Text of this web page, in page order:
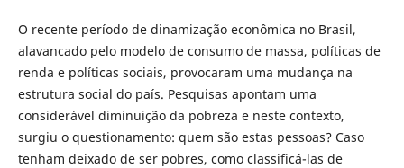
O recente período de dinamização econômica no Brasil,
alavancado pelo modelo de consumo de massa, políticas de
renda e políticas sociais, provocaram uma mudança na
estrutura social do país. Pesquisas apontam uma
considerável diminuição da pobreza e neste contexto,
surgiu o questionamento: quem são estas pessoas? Caso
tenham deixado de ser pobres, como classificá-las de